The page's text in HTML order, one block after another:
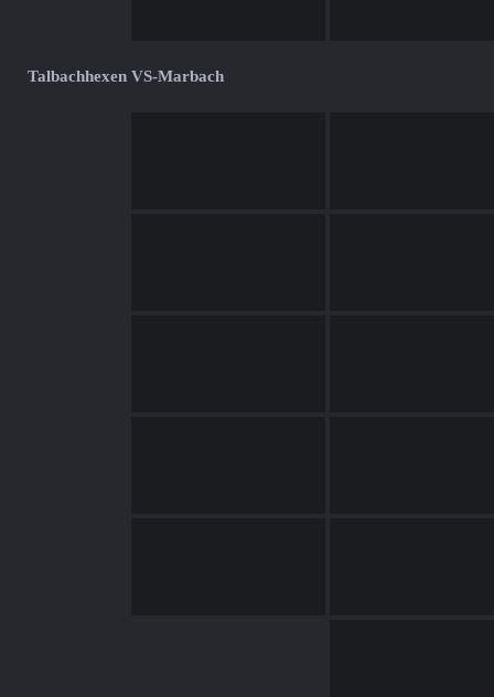
Talbachhexen VS-Marbach